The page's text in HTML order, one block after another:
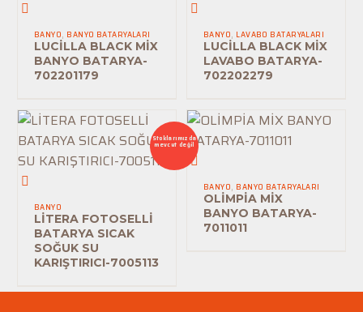
LUCİLLA
BLACK
MİX
BANYO
702201179
BANYO, BANYO BATARYALARI
LUCİLLA BLACK MİX
BANYO BATARYA-
702201179
LUCİLLA
BLACK
MİX
LAVABO
702202279
BANYO, LAVABO BATARYALARI
LUCİLLA BLACK MİX
LAVABO BATARYA-
702202279
LİTERA
FOTOSELLİ
BATARYA
SICAK
SOĞUK
Stoklarımızda
mevcut değil
BANYO
LİTERA FOTOSELLİ
BATARYA SICAK
SOĞUK SU
KARIŞTIRICI-7005113
OLİMPİA
MİX
BANYO
BATARYA-
BANYO, BANYO BATARYALARI
OLİMPİA MİX
BANYO BATARYA-
7011011